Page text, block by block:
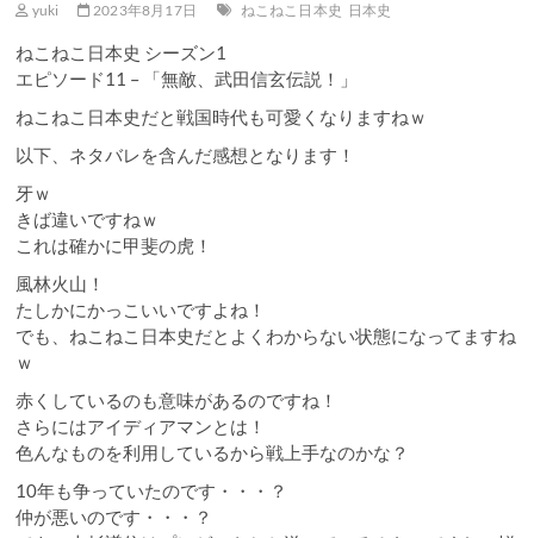
yuki 2023年8月17日 ねこねこ日本史 日本史
ねこねこ日本史 シーズン1
エピソード11 – 「無敵、武田信玄伝説！」
ねこねこ日本史だと戦国時代も可愛くなりますねｗ
以下、ネタバレを含んだ感想となります！
牙ｗ
きば違いですねｗ
これは確かに甲斐の虎！
風林火山！
たしかにかっこいいですよね！
でも、ねこねこ日本史だとよくわからない状態になってますね
ｗ
赤くしているのも意味があるのですね！
さらにはアイディアマンとは！
色んなものを利用しているから戦上手なのかな？
10年も争っていたのです・・・？
仲が悪いのです・・・？